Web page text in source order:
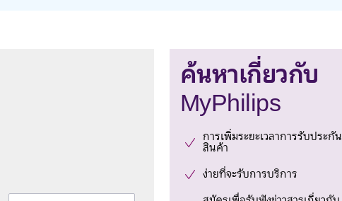
ค้นหาเกี่ยวกับ
MyPhilips
การเพิ่มระยะเวลาการรับประกัน
สินค้า
ง่ายที่จะรับการบริการ